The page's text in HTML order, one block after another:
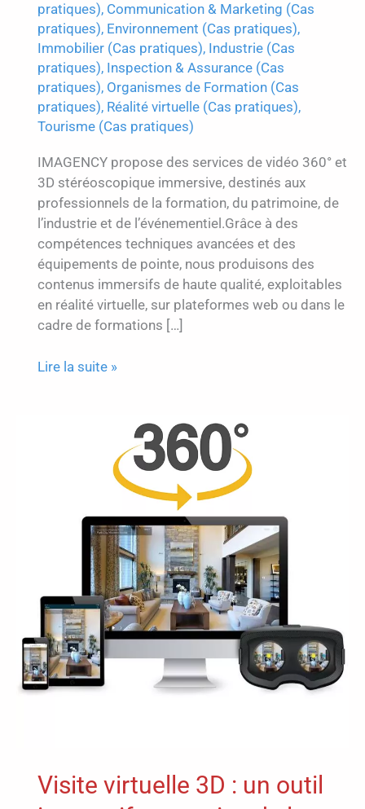
pratiques), Communication & Marketing (Cas
pratiques), Environnement (Cas pratiques),
Immobilier (Cas pratiques), Industrie (Cas
pratiques), Inspection & Assurance (Cas
pratiques), Organismes de Formation (Cas
pratiques), Réalité virtuelle (Cas pratiques),
Tourisme (Cas pratiques)
IMAGENCY propose des services de vidéo 360° et
3D stéréoscopique immersive, destinés aux
professionnels de la formation, du patrimoine, de
l’industrie et de l’événementiel.Grâce à des
compétences techniques avancées et des
équipements de pointe, nous produisons des
contenus immersifs de haute qualité, exploitables
en réalité virtuelle, sur plateformes web ou dans le
cadre de formations […]
Vidéo
professionnels
Lire la suite »
Visite virtuelle 3D : un outil